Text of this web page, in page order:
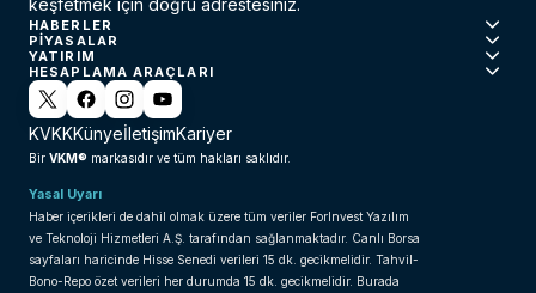
keşfetmek için doğru adrestesiniz.
HABERLER
PIYASALAR
YATIRIM
HESAPLAMA ARAÇLARI
KVKKKünyeİletişimKariyer
Bir VKM® markasıdır ve tüm hakları saklıdır.
Yasal Uyarı
Haber içerikleri de dahil olmak üzere tüm veriler ForInvest Yazılım
ve Teknoloji Hizmetleri A.Ş. tarafından sağlanmaktadır. Canlı Borsa
sayfaları haricinde Hisse Senedi verileri 15 dk. gecikmelidir. Tahvil-
Bono-Repo özet verileri her durumda 15 dk. gecikmelidir. Burada